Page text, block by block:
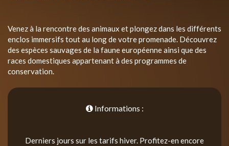
Venez à la rencontre des animaux et plongez dans les différents
enclos immersifs tout au long de votre promenade. Découvrez
des espèces sauvages de la faune européenne ainsi que des
races domestiques appartenant à des programmes de
conservation.
Informations :
Derniers jours sur les tarifs hiver. Profitez-en encore